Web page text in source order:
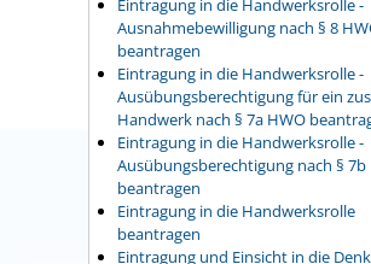
Eintragung in die Handwerksrolle -
Ausnahmebewilligung nach § 8
beantragen
Eintragung in die Handwerksrolle -
Ausübungsberechtigung für ein
Handwerk nach § 7a HWO
Eintragung in die Handwerksrolle -
Ausübungsberechtigung nach § 7b
beantragen
Eintragung in die Handwerksrolle
beantragen
Eintragung und Einsicht in die